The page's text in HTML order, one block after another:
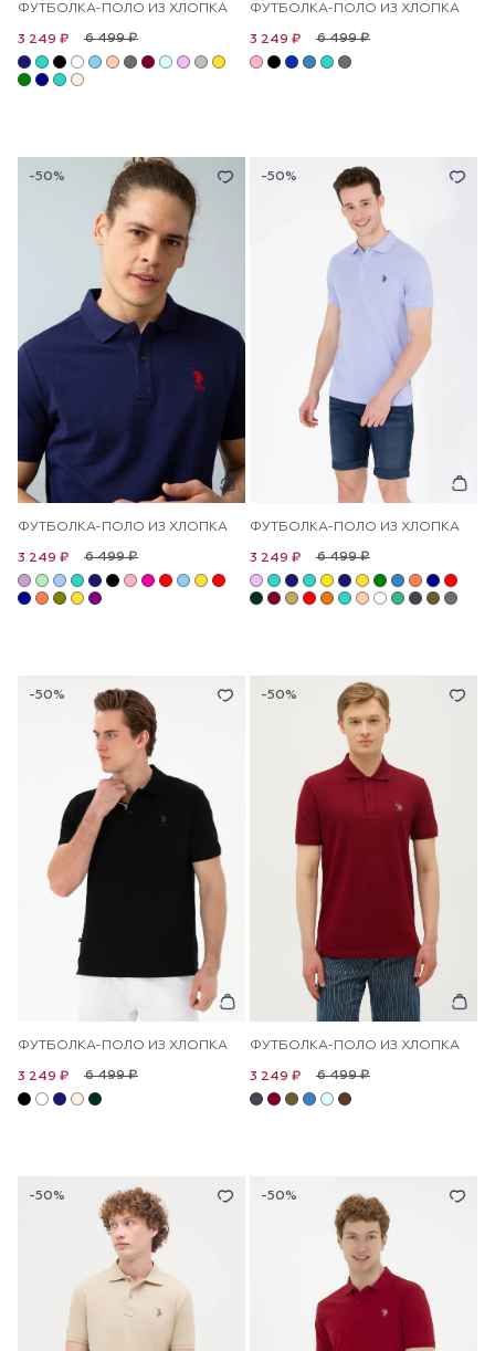
ФУТБОЛКА-ПОЛО ИЗ ХЛОПКА
6 499 ₽
3 249 ₽
ФУТБОЛКА-ПОЛО ИЗ ХЛОПКА
6 499 ₽
3 249 ₽
-50%
ФУТБОЛКА-ПОЛО ИЗ ХЛОПКА
6 499 ₽
3 249 ₽
-50%
ФУТБОЛКА-ПОЛО ИЗ ХЛОПКА
6 499 ₽
3 249 ₽
-50%
ФУТБОЛКА-ПОЛО ИЗ ХЛОПКА
6 499 ₽
3 249 ₽
-50%
ФУТБОЛКА-ПОЛО ИЗ ХЛОПКА
6 499 ₽
3 249 ₽
-50% -50%